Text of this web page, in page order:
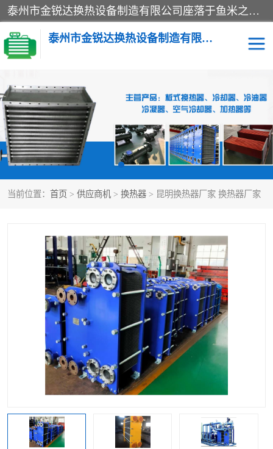
泰州市金锐达换热设备制造有限公司座落于鱼米之乡、祥泰之州一江苏泰州。是一家多年从事换热设备研究、设计、制造、销售、服务于一体的生产企业。
泰州市金锐达换热设备制造有限公司
当前位置： 首页 > 供应商机 > 换热器 > 昆明换热器厂家 换热器厂家
冷却器 换热器
散热器 预热器
热交换器